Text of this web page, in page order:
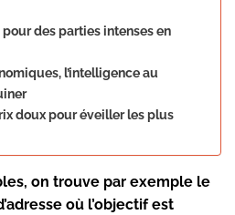
des parties intenses en
l’intelligence au
doux pour éveiller les plus
on trouve par exemple le
où l’objectif est